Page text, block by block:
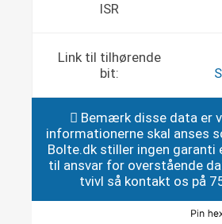
ISR
Link til tilhørende
bit:
Bemærk disse data er
informationerne skal anses
Bolte.dk stiller ingen garanti
til ansvar for overstående
tvivl så kontakt os på